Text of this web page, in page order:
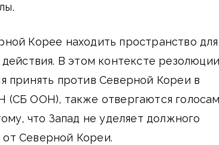
Корее находить пространство для
В этом контексте
принять против Северной Кореи в
(СБ ООН), также отвергаются
что Запад не уделяет должного
Северной Кореи.